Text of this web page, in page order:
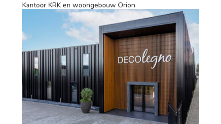
Kantoor KRK en woongebouw Orion